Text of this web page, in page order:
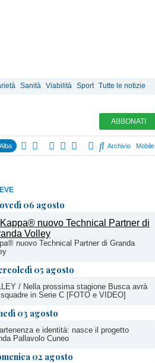
Sanità Viabilità Sport Tutte le notizie
ABBONATI
Archivio Mobile
06 agosto
nuovo Technical Partner di Granda
05 agosto
/ Nella prossima stagione Busca avrà
in Serie C [FOTO e VIDEO]
03 agosto
e identità: nasce il progetto
Pallavolo Cuneo
02 agosto